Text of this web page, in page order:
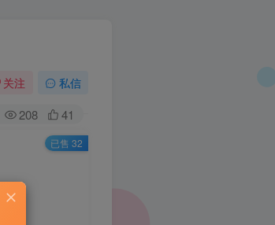
关注 私信
208 41
已售 32